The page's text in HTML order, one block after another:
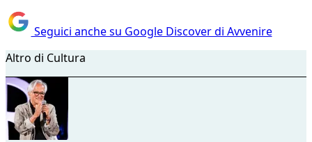
Seguici anche su Google Discover di Avvenire
Altro di Cultura